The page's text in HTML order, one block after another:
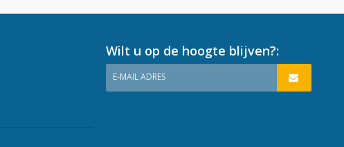
Wilt u op de hoogte blijven?:
E-MAIL ADRES